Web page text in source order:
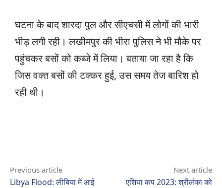
घटना के बाद शारदा पुल और सीएचसी में लोगों की भारी
भीड़ लगी रही। लखीमपुर की भीरा पुलिस ने भी मौके पर
पहुंचकर बसों को कब्जे में लिया। बताया जा रहा है कि
जिस वक्त बसों की टक्कर हुई, उस समय तेज बारिश हो
रही थी।
Previous article
Libya Flood: लीबिया में आई
Next article
एशिया कप 2023: श्रीलंका को